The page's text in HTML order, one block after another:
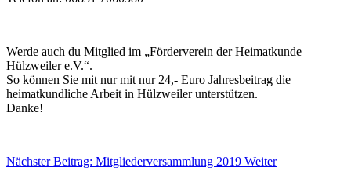
Werde auch du Mitglied im „Förderverein der Heimatkunde
Hülzweiler e.V.“.
So können Sie mit nur mit nur 24,- Euro Jahresbeitrag die
heimatkundliche Arbeit in Hülzweiler unterstützen.
Danke!
Nächster Beitrag: Mitgliederversammlung 2019 Weiter